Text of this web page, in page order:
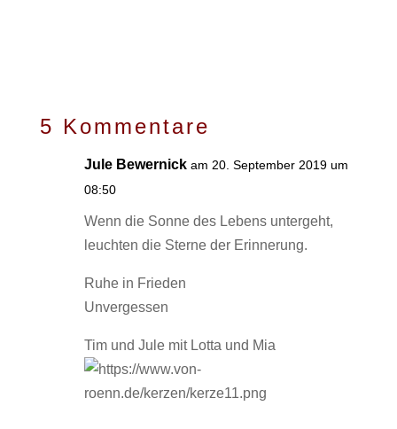
5 Kommentare
Jule Bewernick am 20. September 2019 um
08:50
Wenn die Sonne des Lebens untergeht,
leuchten die Sterne der Erinnerung.
Ruhe in Frieden
Unvergessen
Tim und Jule mit Lotta und Mia